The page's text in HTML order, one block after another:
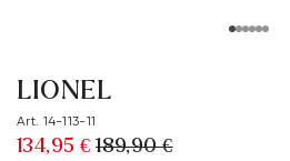
LIONEL
Art. 14-113-11
134,95 € 189,90 €